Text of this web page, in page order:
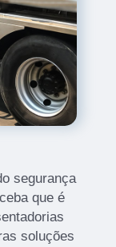
segurança
que é
soluções